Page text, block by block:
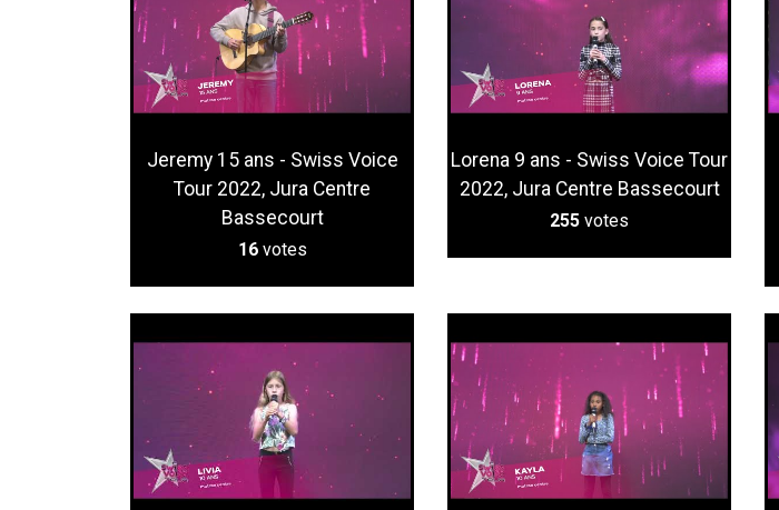
Jeremy 15 ans - Swiss Voice
Tour 2022, Jura Centre
Bassecourt
16 votes
Lorena 9 ans - Swiss Voice Tour
2022, Jura Centre Bassecourt
255 votes